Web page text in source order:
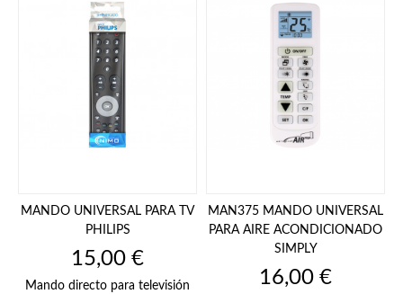
MANDO UNIVERSAL PARA TV
PHILIPS
Precio
15,00 €
Mando directo para televisión
MAN375 MANDO UNIVERSAL
PARA AIRE ACONDICIONADO
SIMPLY
Precio
16,00 €